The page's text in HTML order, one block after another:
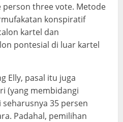
three vote. Metode
konspiratif
kartel dan
pontesial di luar kartel
Elly, pasal itu juga
(yang membidangi
35 persen
Padahal, pemilihan